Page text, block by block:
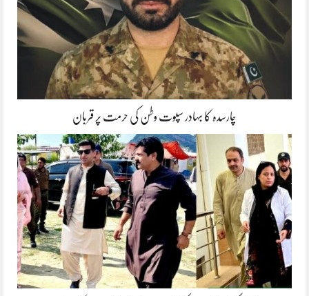
چارسدہ کا بہادر سپوت وطن کی حرمت پر قربان